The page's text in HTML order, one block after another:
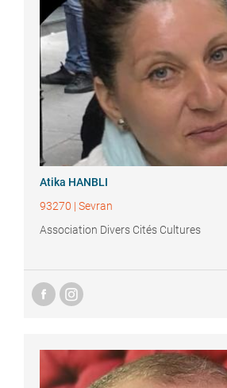
Atika HANBLI
93270 | Sevran
Association Divers Cités Cultures